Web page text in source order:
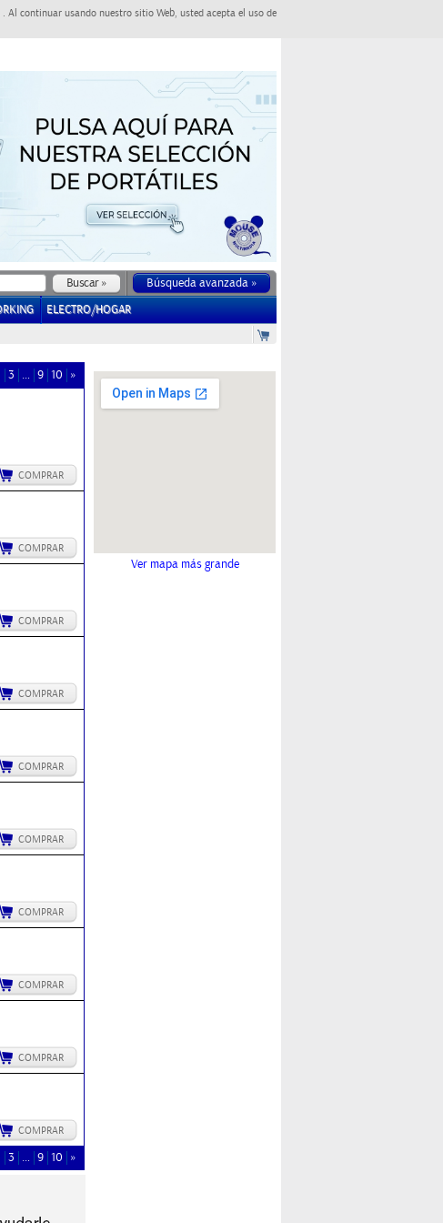
Al continuar usando nuestro sitio Web, usted acepta el uso de
Búsqueda avanzada »
ELECTRO/HOGAR
3 … 9 10 »
COMPRAR
COMPRAR
COMPRAR
COMPRAR
COMPRAR
COMPRAR
COMPRAR
COMPRAR
COMPRAR
COMPRAR
3 … 9 10 »
Ver mapa más grande